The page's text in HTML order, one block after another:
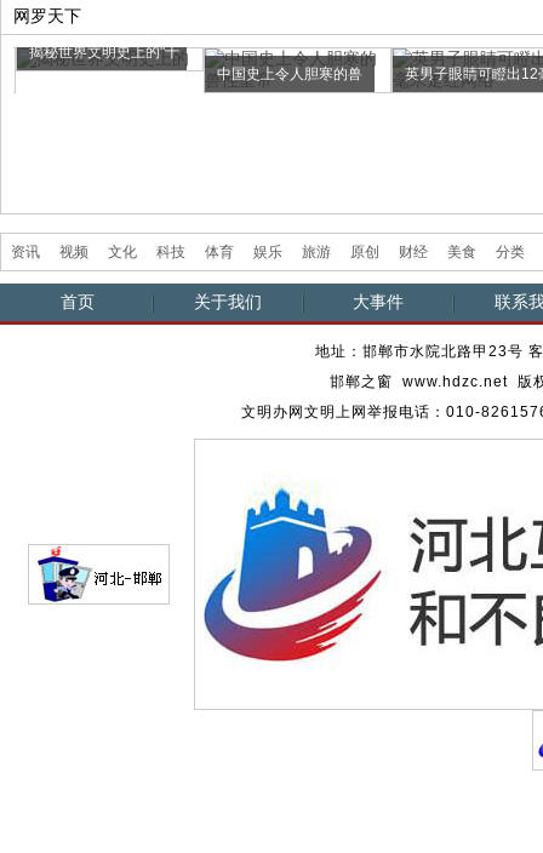
网罗天下
揭秘世界文明史上的"十
中国史上令人胆寒的兽 英男子眼睛可瞪出12
资讯 视频 文化 科技 体育 娱乐 旅游 原创 财经 美食 分类
首页 关于我们 大事件 联系
地址：邯郸市水院北路甲23号
邯郸之窗 www.hdzc.net 版
文明办网文明上网举报电话：010-